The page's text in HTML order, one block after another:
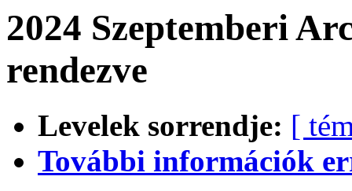
2024 Szeptemberi
rendezve
Levelek sorrendje: [
További információk